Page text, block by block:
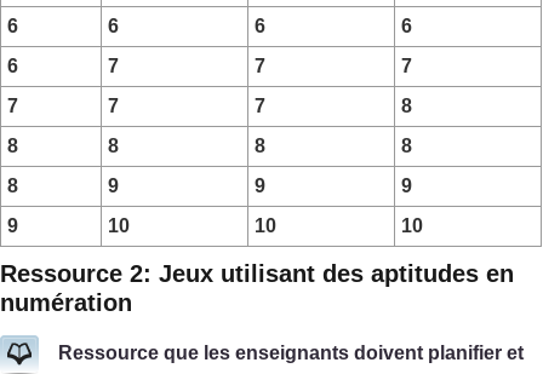
6
6 6
6
6
7 7
7
7
7 7
8
8
8 8
8
8
9 9
9
9
10 10 10
Ressource 2: Jeux utilisant des aptitudes en
numération
Ressource que les enseignants doivent planifier et